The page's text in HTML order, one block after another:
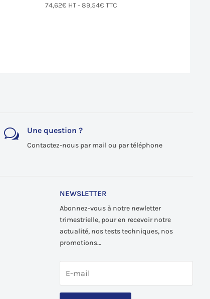
74,62€ HT -89,54€ TTC
w Une question ?
Contactez-nous par mail ou par téléphone
NEWSLETTER
Abonnez-vous à notre newletter
trimestrielle, pour en recevoir notre
actualité, nos tests techniques, nos
promotions…